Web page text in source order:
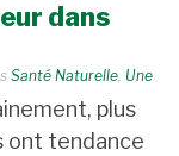
dans
Santé Naturelle, Une
plus
ont tendance